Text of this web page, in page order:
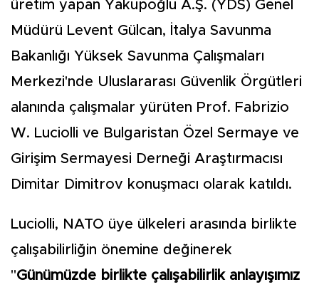
üretim yapan Yakupoğlu A.Ş. (YDS) Genel
Müdürü Levent Gülcan, İtalya Savunma
Bakanlığı Yüksek Savunma Çalışmaları
Merkezi'nde Uluslararası Güvenlik Örgütleri
alanında çalışmalar yürüten Prof. Fabrizio
W. Luciolli ve Bulgaristan Özel Sermaye ve
Girişim Sermayesi Derneği Araştırmacısı
Dimitar Dimitrov konuşmacı olarak katıldı.
Luciolli, NATO üye ülkeleri arasında birlikte
çalışabilirliğin önemine değinerek
"Günümüzde birlikte çalışabilirlik anlayışımız